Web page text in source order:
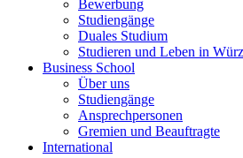
Bewerbung
Studiengänge
Duales Studium
Studieren und Leben in
Business School
Über uns
Studiengänge
Ansprechpersonen
Gremien und Beauftragte
International